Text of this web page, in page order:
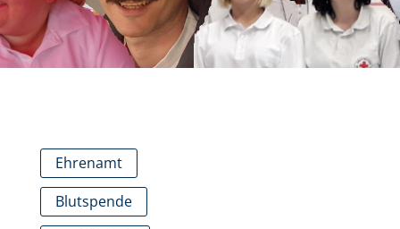
Ehrenamt
Blutspende